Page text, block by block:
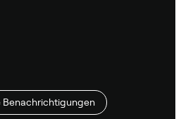
Benachrichtigungen